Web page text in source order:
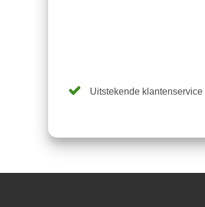
Uitstekende klantenservice